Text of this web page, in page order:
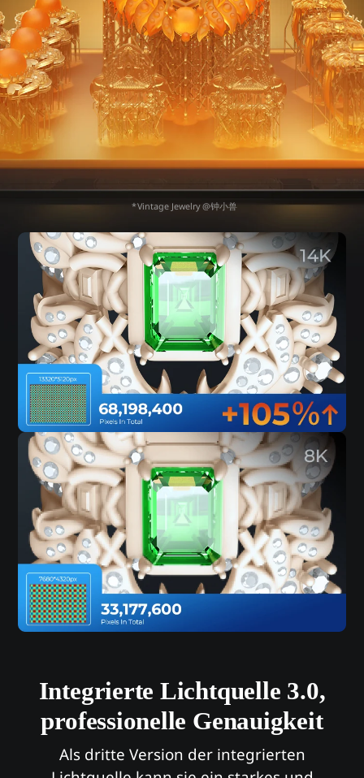
Vintage Jewelry @钟小兽
Integrierte Lichtquelle 3.0,
professionelle Genauigkeit
Als dritte Version der integrierten